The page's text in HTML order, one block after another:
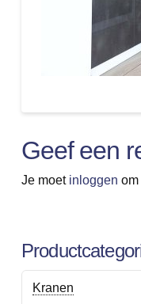
Geef een
Je moet inloggen om
Kranen